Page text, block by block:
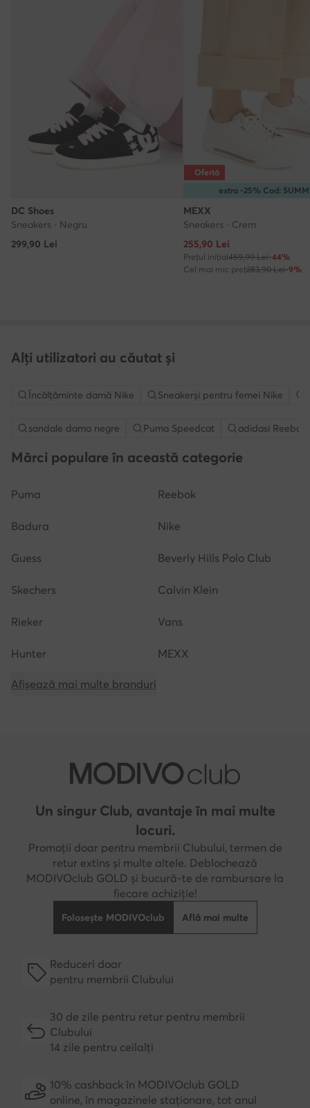
DC Shoes
Sneakers · Negru
299,90 Lei
extra -25% Cod:
Ofertă
MEXX
Sneakers · Crem
Prețul actual
255,90 Lei
Prețul inițial459,99 Lei-44%
Cel mai mic preț283,90 Lei-9%
Alți utilizatori au căutat și
Încălțăminte damă Nike Sneakerși pentru femei Nike
sandale dama negre Puma Speedcat adidasi Reebok
Mărci populare în această categorie
Puma Reebok
Badura Nike
Guess Beverly Hills Polo Club
Skechers Calvin Klein
Rieker Vans
Hunter MEXX
Afișează mai multe branduri
Un singur Club, avantaje în mai multe
locuri.
Promoții doar pentru membrii Clubului, termen de
retur extins și multe altele. Deblochează
MODIVOclub GOLD și bucură-te de rambursare la
fiecare achiziție!
Folosește MODIVOclub Află mai multe
Reduceri doar
pentru membrii Clubului
30 de zile pentru retur pentru membrii
Clubului
14 zile pentru ceilalți
10% cashback în MODIVOclub GOLD
online, în magazinele staționare, tot anul